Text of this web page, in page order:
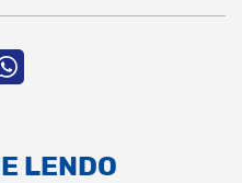
LENDO